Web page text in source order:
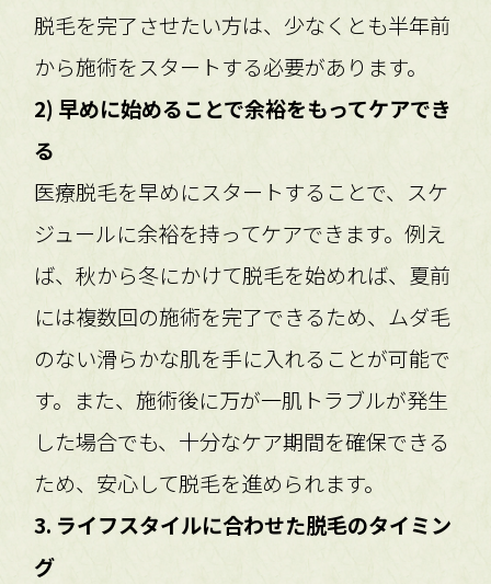
脱毛を完了させたい方は、少なくとも半年前
から施術をスタートする必要があります。
2) 早めに始めることで余裕をもってケアでき
る
医療脱毛を早めにスタートすることで、スケ
ジュールに余裕を持ってケアできます。例え
ば、秋から冬にかけて脱毛を始めれば、夏前
には複数回の施術を完了できるため、ムダ毛
のない滑らかな肌を手に入れることが可能で
す。また、施術後に万が一肌トラブルが発生
した場合でも、十分なケア期間を確保できる
ため、安心して脱毛を進められます。
3. ライフスタイルに合わせた脱毛のタイミン
グ